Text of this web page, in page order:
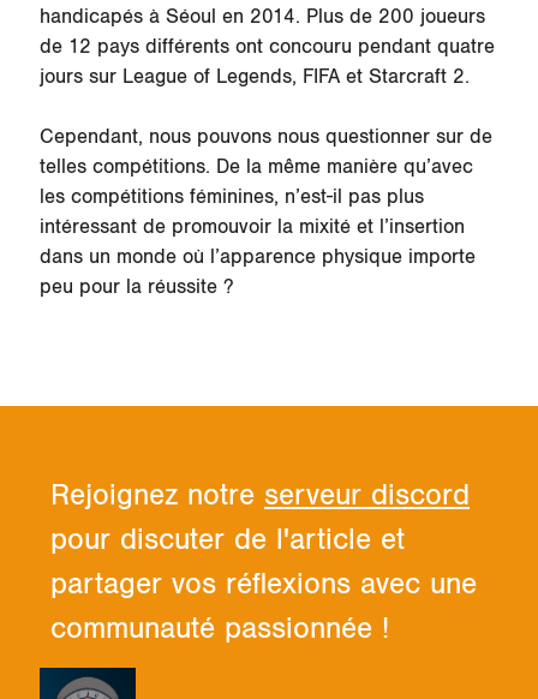
handicapés à Séoul en 2014. Plus de 200 joueurs
de 12 pays différents ont concouru pendant quatre
jours sur League of Legends, FIFA et Starcraft 2.
Cependant, nous pouvons nous questionner sur de
telles compétitions. De la même manière qu’avec
les compétitions féminines, n’est-il pas plus
intéressant de promouvoir la mixité et l’insertion
dans un monde où l’apparence physique importe
peu pour la réussite ?
Rejoignez notre serveur discord
pour discuter de l'article et
partager vos réflexions avec une
communauté passionnée !